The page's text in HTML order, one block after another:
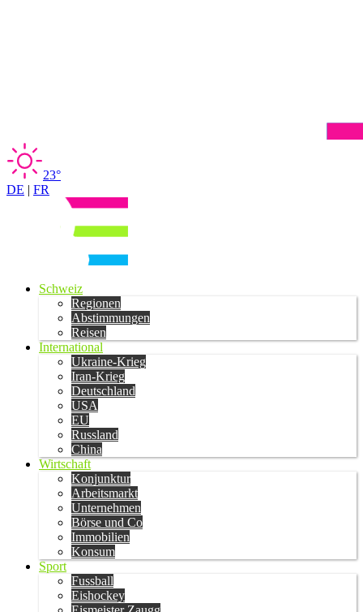
23°
DE | FR
Schweiz
Regionen
Abstimmungen
Reisen
International
Ukraine-Krieg
Iran-Krieg
Deutschland
USA
EU
Russland
China
Wirtschaft
Konjunktur
Arbeitsmarkt
Unternehmen
Börse und Co
Immobilien
Konsum
Sport
Fussball
Eishockey